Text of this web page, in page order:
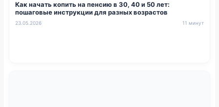
Как начать копить на пенсию в 30, 40 и 50 лет:
пошаговые инструкции для разных возрастов
23.05.2026 11 минут